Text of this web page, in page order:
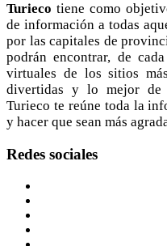
Turieco tiene como
de información a todas
por las capitales de
podrán encontrar, de
virtuales de los sitios
divertidas y lo mejor de
Turieco te reúne toda la
y hacer que sean más
Redes sociales